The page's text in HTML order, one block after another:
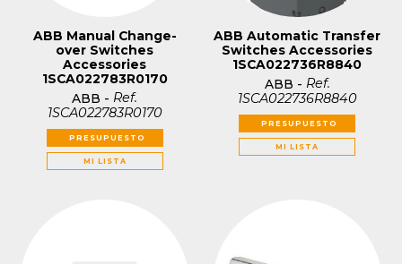
ABB Manual Change-
over Switches
Accessories
1SCA022783R0170
ABB - Ref.
1SCA022783R0170
PRESUPUESTO
MI LISTA
ABB Automatic Transfer
Switches Accessories
1SCA022736R8840
ABB - Ref.
1SCA022736R8840
PRESUPUESTO
MI LISTA